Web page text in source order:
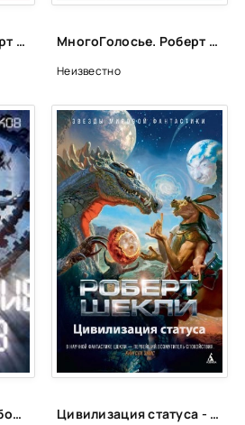
МногоГолосье. Роберт Шекли - Роберт Шекли МногоГолосье. Роберт Шекли, часть 2
Неизвестно
Созвездие Льва 8: Сборник фантастических рассказов Цивилизация статуса - Роберт Шекли